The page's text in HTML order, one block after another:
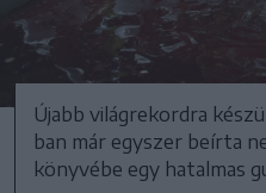
Újabb világrekordra
ban már egyszer beírta
könyvébe egy hatalmas